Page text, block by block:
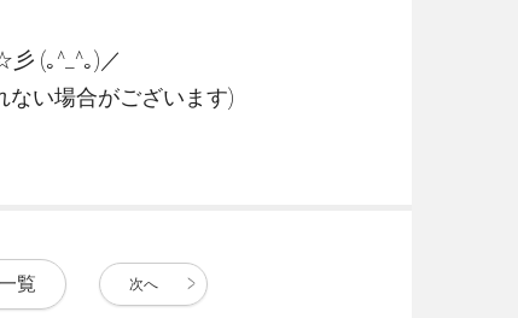
(｡^_^｡)／
ない場合がございます)
覧 次へ